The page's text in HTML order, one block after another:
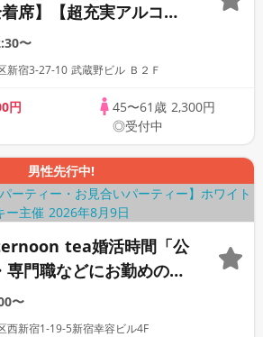
席】【超充実アルコー
料理付】【安心☆上場
ラックス空間】【同世
〜
開催地住所：東京都新宿区新宿3-27-10 武蔵野ビル Ｂ２Ｆ
円
45〜61歳 2,300円
◎受付中
男性先行中!
tea婚活時間「公
門職などにお勤めの男
/White Key AI
グあり
〜
西新宿1-19-5新宿幸容ビル4F